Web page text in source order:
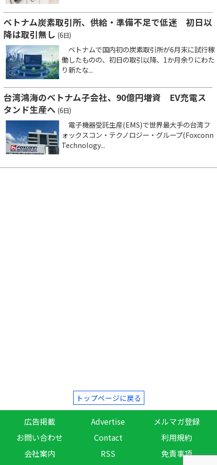
ベトナム炭素取引所、供給・準備不足で低迷 初日以
降は取引無し (6日)
ベトナムで国内初の炭素取引所が6月末に試行稼
働したものの、初日の取引以降、1か月余りにわた
り新たな...
台湾鴻海のベトナム子会社、90億円増資 EV充電ス
タンド生産へ (6日)
電子機器受託生産(EMS)で世界最大手の台湾フ
ォックスコン・テクノロジー・グループ(Foxconn
Technology...
トップページに戻る
広告掲載 Advertise
メルマガ登録
お問い合わせ
Contact
利用規約
会社案内
RSS 免責事項